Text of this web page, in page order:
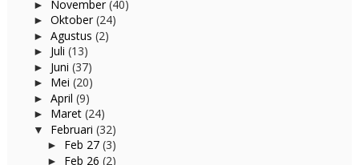
► November(40)
► Oktober(24)
► Agustus (2)
► Juli (13)
► Juni (37)
► Mei (20)
► April (9)
► Maret (24)
▼ Februari (32)
► Feb 27 (3)
► Feb 26 (2)